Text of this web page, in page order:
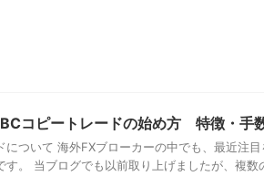
コピートレードの始め方 特徴・手
について 海外FXブローカーの中でも、最近注
す。 当ブログでも以前取り上げましたが、複数